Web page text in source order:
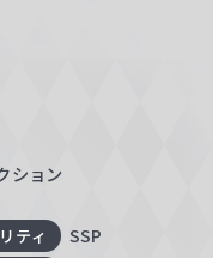
ション
ティ SSP